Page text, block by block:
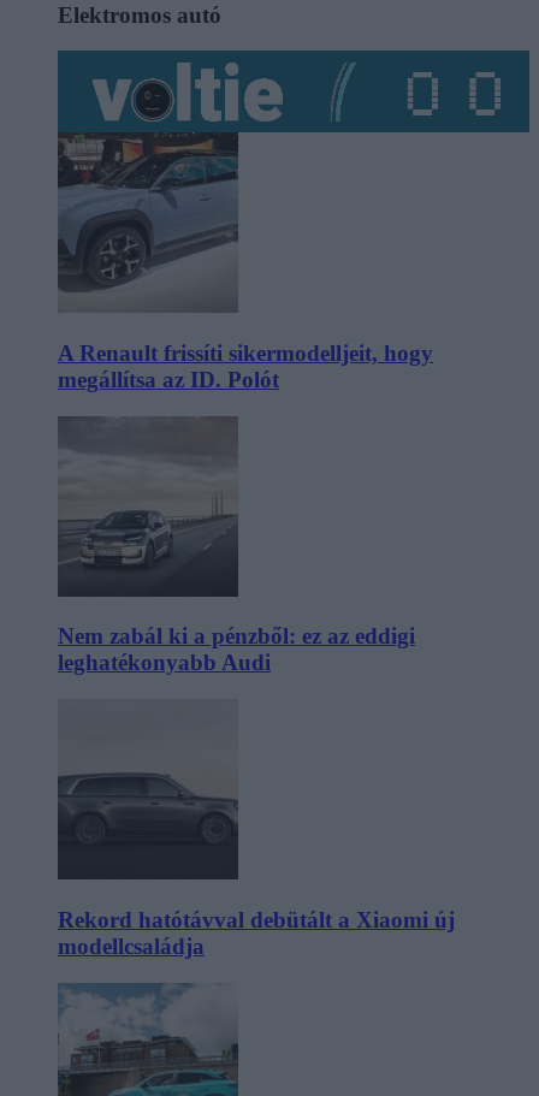
Elektromos autó
A Renault frissíti sikermodelljeit, hogy
megállítsa az ID. Polót
Nem zabál ki a pénzből: ez az eddigi
leghatékonyabb Audi
Rekord hatótávval debütált a Xiaomi új
modellcsaládja